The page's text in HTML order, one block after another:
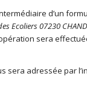
d’un
Ecoliers 07230
sera
sera adressée par